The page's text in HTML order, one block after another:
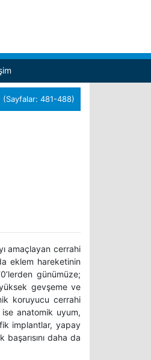
481-488)
amaçlayan cerrahi
eklem hareketinin
günümüze;
gevşeme ve
koruyucu cerrahi
anatomik uyum,
implantlar, yapay
daha da